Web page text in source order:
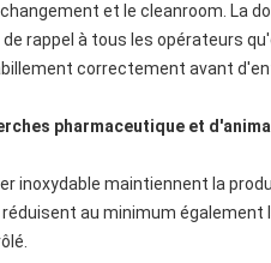
et le cleanroom. La
rappel à tous les opérateurs
correctement avant
pharmaceutique et
inoxydable maintiennent la
au minimum